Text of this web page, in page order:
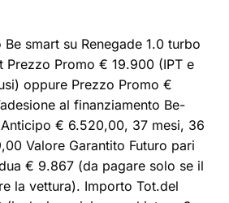
smart su Renegade 1.0 turbo
Prezzo Promo € 19.900 (IPT e
oppure Prezzo Promo €
al finanziamento Be-
€ 6.520,00, 37 mesi, 36
Valore Garantito Futuro pari
€ 9.867 (da pagare solo se il
la vettura). Importo Tot.del